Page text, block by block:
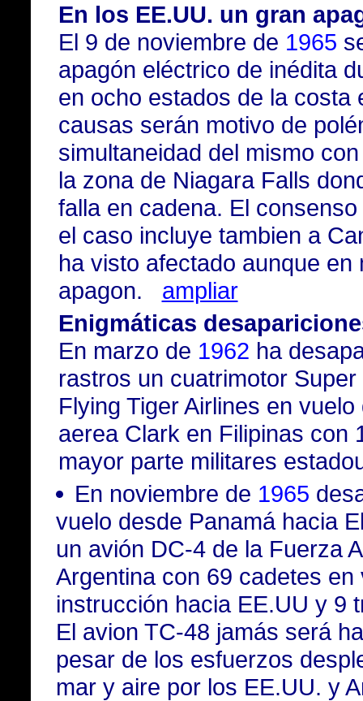
En los EE.UU. un gran
El 9 de noviembre de 1965
apagón eléctrico de inédita
en ocho estados de la costa
causas serán motivo de
simultaneidad del mismo
la zona de Niagara Falls
falla en cadena. El
el caso incluye tambien a
ha visto afectado aunque en
apagon.
ampliar
Enigmáticas
En marzo de 1962 ha
rastros un cuatrimotor
Flying Tiger Airlines en
aerea Clark en Filipinas con
mayor parte militares
En noviembre de 1965
vuelo desde Panamá hacia
un avión DC-4 de la Fuerza
Argentina con 69 cadetes en
instrucción hacia EE.UU y 9
El avion TC-48 jamás será
pesar de los esfuerzos
mar y aire por los EE.UU. y